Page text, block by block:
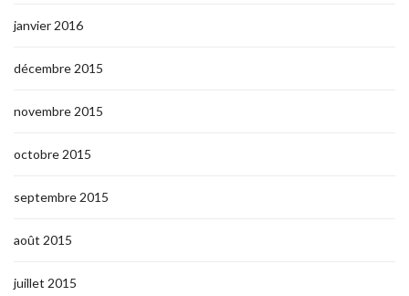
janvier 2016
décembre 2015
novembre 2015
octobre 2015
septembre 2015
août 2015
juillet 2015